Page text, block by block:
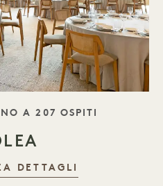
A 207 OSPITI
DETTAGLI